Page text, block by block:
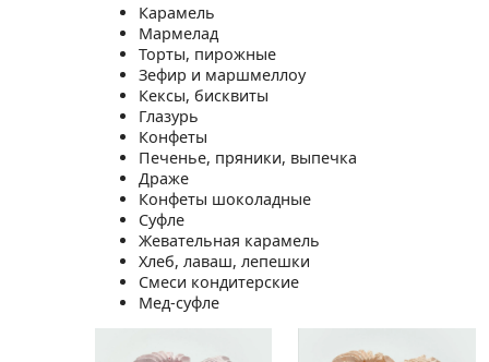
Карамель
Мармелад
Торты, пирожные
Зефир и маршмеллоу
Кексы, бисквиты
Глазурь
Конфеты
Печенье, пряники, выпечка
Драже
Конфеты шоколадные
Суфле
Жевательная карамель
Хлеб, лаваш, лепешки
Смеси кондитерские
Мед-суфле